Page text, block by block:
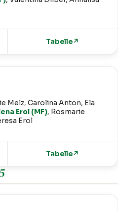
Tabelle↗
Melz, Carolina Anton, Ela
Erol (MF), Rosmarie
Erol
Tabelle↗